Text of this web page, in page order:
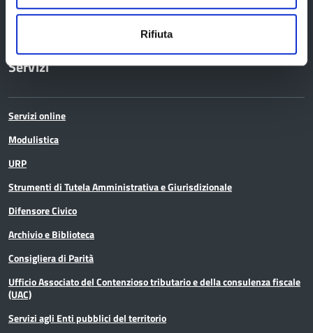
Rifiuta
Certificazione di qualità
Servizi
Servizi online
Modulistica
URP
Strumenti di Tutela Amministrativa e Giurisdizionale
Difensore Civico
Archivio e Biblioteca
Consigliera di Parità
Ufficio Associato del Contenzioso tributario e della consulenza fiscale
(UAC)
Servizi agli Enti pubblici del territorio